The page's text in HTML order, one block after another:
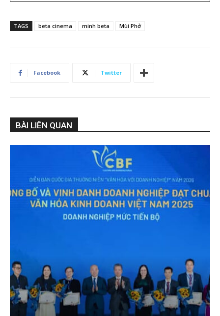
TAGS beta cinema minh beta Mùi Phở
Facebook Twitter
BÀI LIÊN QUAN